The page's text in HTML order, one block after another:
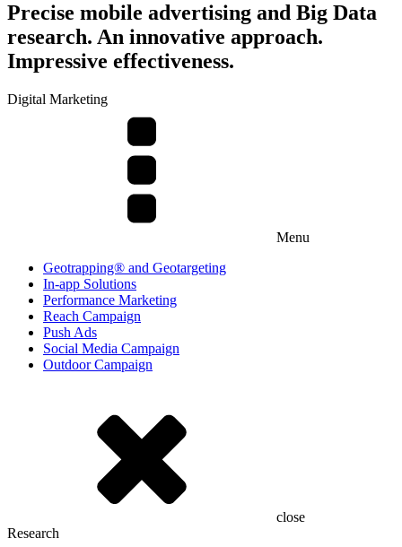
Precise mobile advertising and Big Data
research. An innovative approach.
Impressive effectiveness.
Digital Marketing
Menu
Geotrapping® and Geotargeting
In-app Solutions
Performance Marketing
Reach Campaign
Push Ads
Social Media Campaign
Outdoor Campaign
close
Research